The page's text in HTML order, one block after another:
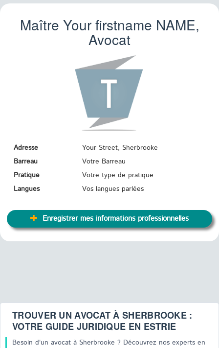
Maître Your firstname NAME,
Avocat
Adresse
Your Street, Sherbrooke
Barreau
Votre Barreau
Pratique
Votre type de pratique
Langues
Vos langues parlées
Enregistrer mes informations professionnelles
TROUVER UN AVOCAT À SHERBROOKE :
VOTRE GUIDE JURIDIQUE EN ESTRIE
Besoin d'un avocat à Sherbrooke ? Découvrez nos experts en